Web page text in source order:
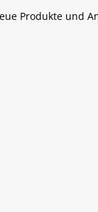
Produkte und